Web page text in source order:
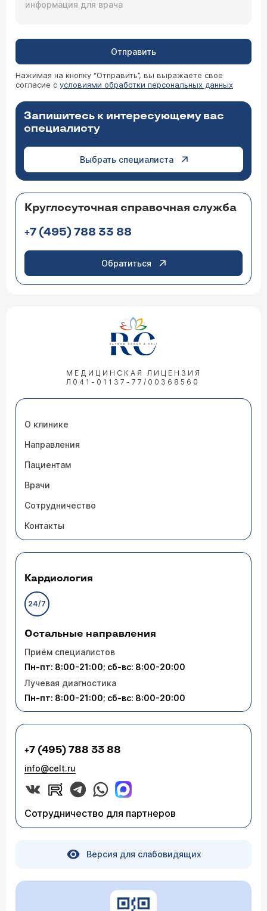
Отправить
Нажимая на кнопку “Отправить”, вы выражаете свое
согласие с условиями обработки персональных данных
Запишитесь к интересующему вас
специалисту
Выбрать специалиста
Круглосуточная справочная служба
+7 (495) 788 33 88
Обратиться
МЕДИЦИНСКАЯ ЛИЦЕНЗИЯ
Л041-01137-77/00368560
О клинике
Направления
Пациентам
Врачи
Сотрудничество
Контакты
Кардиология
24/7
Остальные направления
Приём специалистов
Пн-пт: 8:00-21:00; сб-вс: 8:00-20:00
Лучевая диагностика
Пн-пт: 8:00-21:00; сб-вс: 8:00-20:00
+7 (495) 788 33 88
info@celt.ru
Сотрудничество для партнеров
Версия для слабовидящих